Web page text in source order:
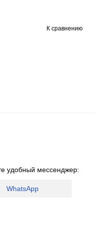
К сравнению
удобный мессенджер:
WhatsApp